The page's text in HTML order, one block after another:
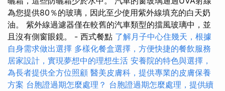
為您提供80％的玻璃，因此至少使用紫外線填充的白天奶
油。 紫外線過濾器僅在較舊的汽車類型的擋風玻璃中，並
且沒有側窗眼鏡。 - 西式餐點 了解月子中心住幾天，根據
自身需求做出選擇 多樣化餐盒選擇，方便快捷的餐飲服務
居家設計，實現夢想中的理想生活 安養院的特色與選擇，
為長者提供全方位照顧 醫美皮膚科，提供專業的皮膚保養
方案 台胞證過期怎麼處理？ 台胞證過期怎麼處理，提供續